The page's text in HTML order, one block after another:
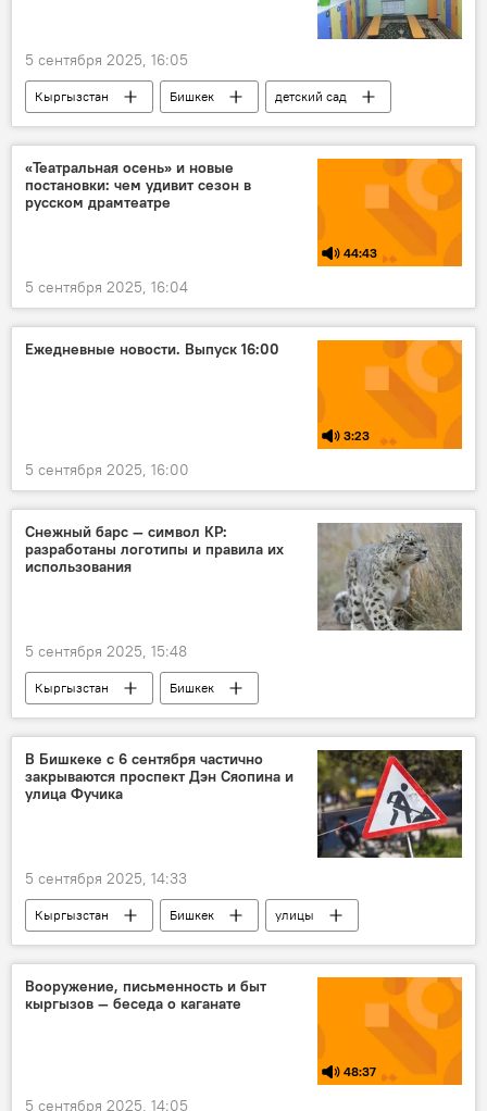
5 сентября 2025, 16:05
Кыргызстан Бишкек
детский сад
график
режим изменение
«Театральная осень» и новые
постановки: чем удивит сезон в
русском драмтеатре
44:43
5 сентября 2025, 16:04
Ежедневные новости. Выпуск 16:00
3:23
5 сентября 2025, 16:00
Снежный барс — символ КР:
разработаны логотипы и правила их
использования
5 сентября 2025, 15:48
Кыргызстан
Бишкек
снежный барс
логотип
использование
проект
постановление
кабинет министров
В Бишкеке с 6 сентября частично
закрываются проспект Дэн Сяопина и
улица Фучика
5 сентября 2025, 14:33
Кыргызстан Бишкек
улицы
закрытие
ремонт
Вооружение, письменность и быт
кыргызов — беседа о каганате
48:37
5 сентября 2025, 14:05